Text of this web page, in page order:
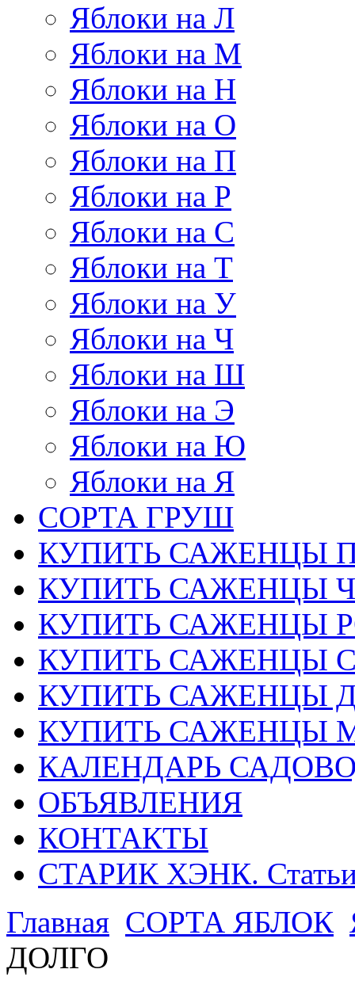
Яблоки на Л
Яблоки на М
Яблоки на Н
Яблоки на О
Яблоки на П
Яблоки на Р
Яблоки на С
Яблоки на Т
Яблоки на У
Яблоки на Ч
Яблоки на Ш
Яблоки на Э
Яблоки на Ю
Яблоки на Я
СОРТА ГРУШ
КУПИТЬ САЖЕНЦЫ
КУПИТЬ САЖЕНЦЫ
КУПИТЬ САЖЕНЦЫ
КУПИТЬ САЖЕНЦЫ
КУПИТЬ САЖЕНЦЫ
КУПИТЬ САЖЕНЦЫ
КАЛЕНДАРЬ
ОБЪЯВЛЕНИЯ
КОНТАКТЫ
СТАРИК ХЭНК.
Главная CОРТА ЯБЛОК
ДОЛГО